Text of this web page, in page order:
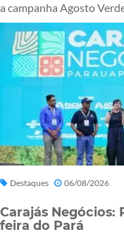
a campanha Agosto
Destaques 06/08/2026
Carajás Negócios:
feira do Pará